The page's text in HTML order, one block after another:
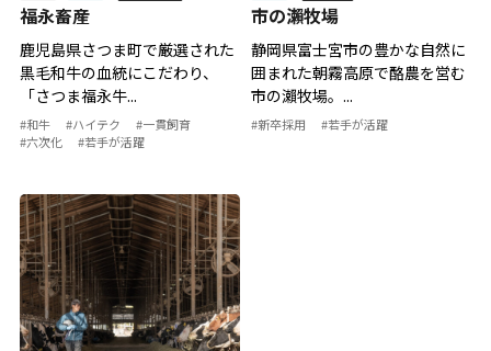
福永畜産
鹿児島県さつま町で厳選された
黒毛和牛の血統にこだわり、
「さつま福永牛...
#和牛 #ハイテク
#一貫飼育
#六次化
#若手が活躍
市の瀨牧場
静岡県富士宮市の豊かな自然に
囲まれた朝霧高原で酪農を営む
市の瀨牧場。...
#新卒採用 #若手が活躍